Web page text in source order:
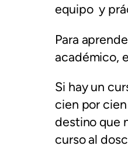
equipo y
Para
académico,
Si hay un
cien por cien
destino que
curso al